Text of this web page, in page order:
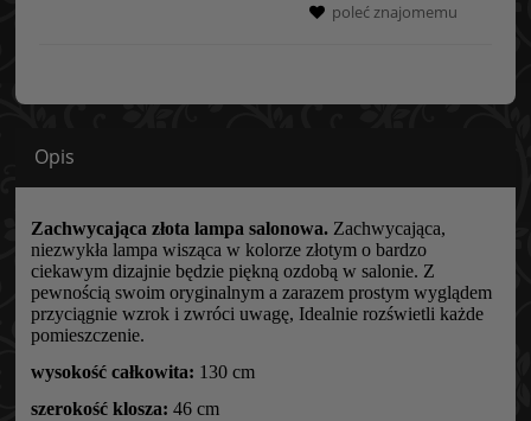
poleć znajomemu
Opis
Zachwycająca złota lampa salonowa. Zachwycająca,
niezwykła lampa wisząca w kolorze złotym o bardzo
ciekawym dizajnie będzie piękną ozdobą w salonie. Z
pewnością swoim oryginalnym a zarazem prostym wyglądem
przyciągnie wzrok i zwróci uwagę, Idealnie rozświetli każde
pomieszczenie.
wysokość całkowita: 130 cm
szerokość klosza: 46 cm